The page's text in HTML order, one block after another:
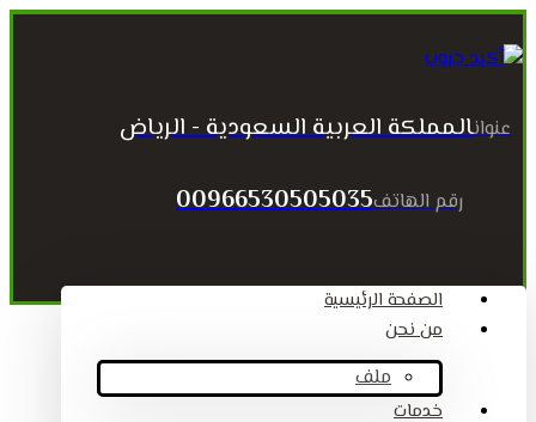
عنوانالمملكة العربية السعودية - الرياض
رقم الهاتف00966530505035
الصفحة الرئيسية
من نحن
ملف
خدمات